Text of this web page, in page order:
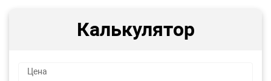
Калькулятор
Цена